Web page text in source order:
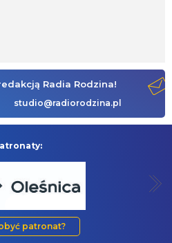
Radia Rodzina!
studio@radiorodzina.pl
patronat?